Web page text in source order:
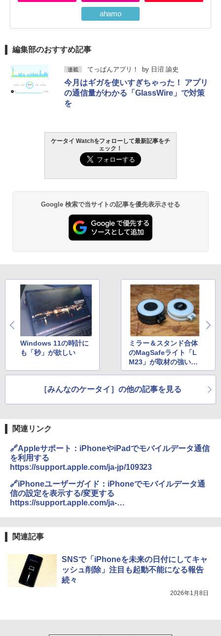
ahamo
編集部のおすすめ記事
連載 てっぱんアプリ！ by 日沼 諭史
今月はギガを使いすぎちゃった！ アプリ
の通信量がわかる「GlassWire」で対策
を
ケータイ Watchをフォローして最新記事をチ
ェック！
Google 検索で当サイトの記事を優先表示させる
Windows 11の時計に
も「秒」が欲しい
ミラー＆スタンド合体
のMagSafeライト「L
M23」が取材の強い味
方に
［みんなのケータイ］の他の記事を見る
関連リンク
🔗Appleサポート：iPhoneやiPadでモバイルデータ通信
を利用する
https://support.apple.com/ja-jp/109323
🔗iPhoneユーザーガイド：iPhoneでモバイルデータ通
信の設定を表示する/変更する
https://support.apple.com/ja-
関連記事
SNSで「iPhoneを未来の日付にしてキャ
ッシュ削除」注目も起動不能になる報告
続々
2026年1月8日